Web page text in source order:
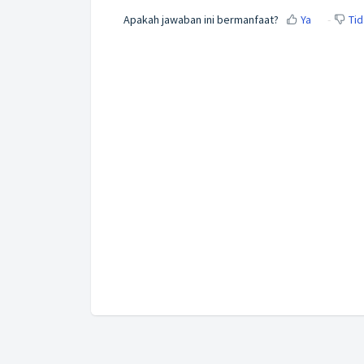
Apakah jawaban ini bermanfaat? Ya